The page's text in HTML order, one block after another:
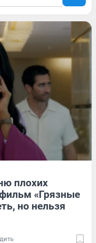
плохих
«Грязные
но нельзя